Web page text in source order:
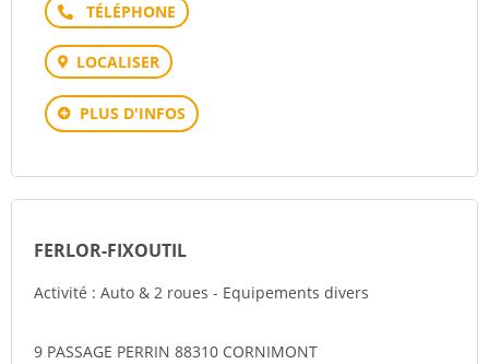
Téléphone
LOCALISER
PLUS D'INFOS
FERLOR-FIXOUTIL
Activité : Auto & 2 roues - Equipements divers
9 PASSAGE PERRIN 88310 CORNIMONT